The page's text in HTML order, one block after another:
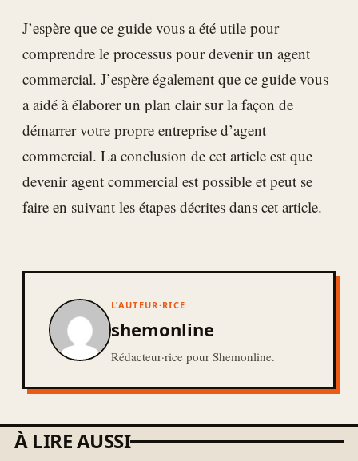
J’espère que ce guide vous a été utile pour
comprendre le processus pour devenir un agent
commercial. J’espère également que ce guide vous
a aidé à élaborer un plan clair sur la façon de
démarrer votre propre entreprise d’agent
commercial. La conclusion de cet article est que
devenir agent commercial est possible et peut se
faire en suivant les étapes décrites dans cet article.
L’AUTEUR·RICE
shemonline
Rédacteur·rice pour Shemonline.
À LIRE AUSSI